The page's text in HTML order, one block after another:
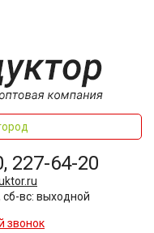
227-64-20
сб-вс: выходной
звонок